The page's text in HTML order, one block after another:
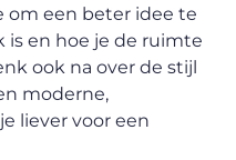
om een beter idee te
is en hoe je de ruimte
ook na over de stijl
moderne,
liever voor een